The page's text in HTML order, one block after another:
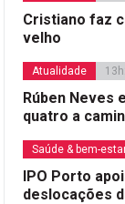
Cristiano faz
velho
Atualidade
Rúben Neves
quatro a
Saúde & bem-
IPO Porto
deslocações